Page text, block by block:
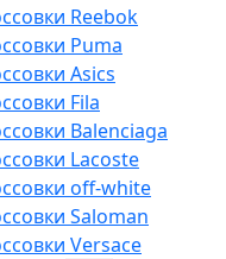
Reebok
Puma
Asics
Fila
Balenciaga
Lacoste
off-white
Saloman
Versace